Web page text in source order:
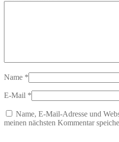
Name *
E-Mail *
Name, E-Mail-Adresse und
meinen nächsten Kommentar